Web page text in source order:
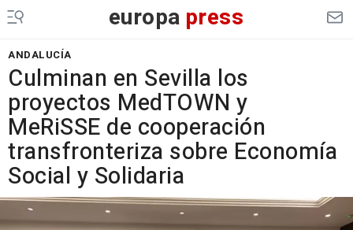
europa press
ANDALUCÍA
Culminan en Sevilla los
proyectos MedTOWN y
MeRiSSE de cooperación
transfronteriza sobre Economía
Social y Solidaria